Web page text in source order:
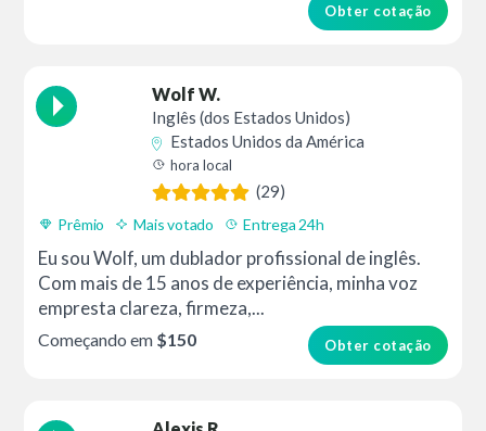
Obter cotação
Wolf W.
Inglês (dos Estados Unidos)
Estados Unidos da América
hora local
(29)
Prêmio Mais votado Entrega 24h
Eu sou Wolf, um dublador profissional de inglês.
Com mais de 15 anos de experiência, minha voz
empresta clareza, firmeza,...
Obter cotação
Começando em $150